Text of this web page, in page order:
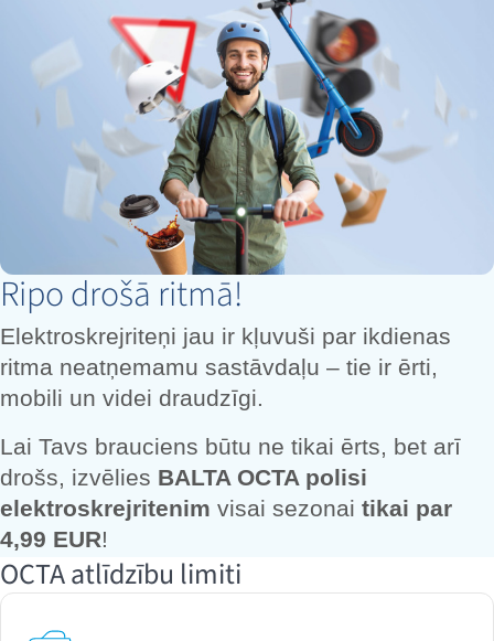
Ripo drošā ritmā!
Elektroskrejriteņi jau ir kļuvuši par ikdienas
ritma neatņemamu sastāvdaļu – tie ir ērti,
mobili un videi draudzīgi.
Lai Tavs brauciens būtu ne tikai ērts, bet arī
drošs, izvēlies BALTA OCTA polisi
elektroskrejritenim visai sezonai tikai par
4,99 EUR!
OCTA atlīdzību limiti